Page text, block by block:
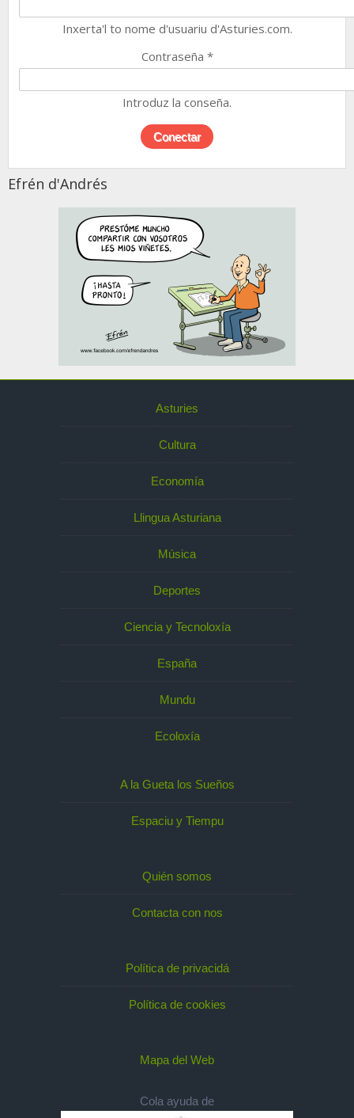
Inxerta'l to nome d'usuariu d'Asturies.com.
Contraseña *
Introduz la conseña.
Efrén d'Andrés
Asturies
Cultura
Economía
Llingua Asturiana
Música
Deportes
Ciencia y Tecnoloxía
España
Mundu
Ecoloxía
A la Gueta los Sueños
Espaciu y Tiempu
Quién somos
Contacta con nos
Política de privacidá
Política de cookies
Mapa del Web
Cola ayuda de